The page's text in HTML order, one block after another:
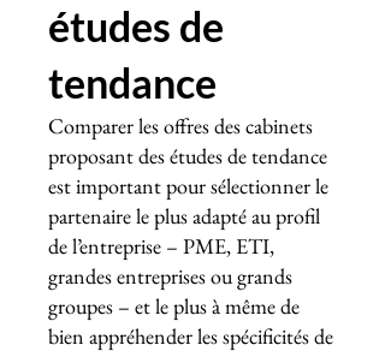
études de
tendance
Comparer les offres des cabinets
proposant des études de tendance
est important pour sélectionner le
partenaire le plus adapté au profil
de l’entreprise – PME, ETI,
grandes entreprises ou grands
groupes – et le plus à même de
bien appréhender les spécificités de